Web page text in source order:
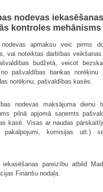
nodevas
kontroles mehānisms
apmaksu veic pirms
vai noteiktas darbības
budžetā, veicot
pašvaldības bankas norēķinu
norēķinu, pašvaldības kasēs.
nodevas maksājuma dienu
pilnā apjomā saņemts
kasē. Visas ar naudas
pakalpojumi, komisijas utt.)
pareizību atbild
Finanšu nodaļa.